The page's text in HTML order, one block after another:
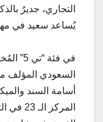
التجاري، جديرٌ
يُساعد سعيد في
في فئة
السعودي المؤلف
أسامة السند